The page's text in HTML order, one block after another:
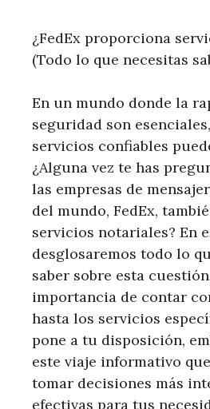
¿FedEx proporciona
(Todo lo que necesitas
En un mundo donde la
seguridad son
servicios confiables
¿Alguna vez te has
las empresas de
del mundo, FedEx,
servicios notariales? En
desglosaremos todo lo
saber sobre esta
importancia de contar
hasta los servicios
pone a tu disposición,
este viaje informativo
tomar decisiones más
efectivas para tus